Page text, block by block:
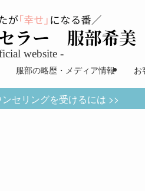
服部の略歴・メディア情報 お
セリングを受けるには >>